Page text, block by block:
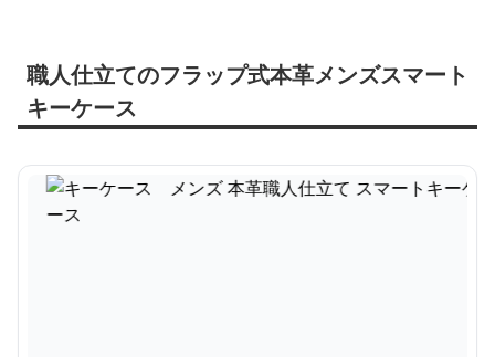
職人仕立てのフラップ式本革メンズスマート
キーケース